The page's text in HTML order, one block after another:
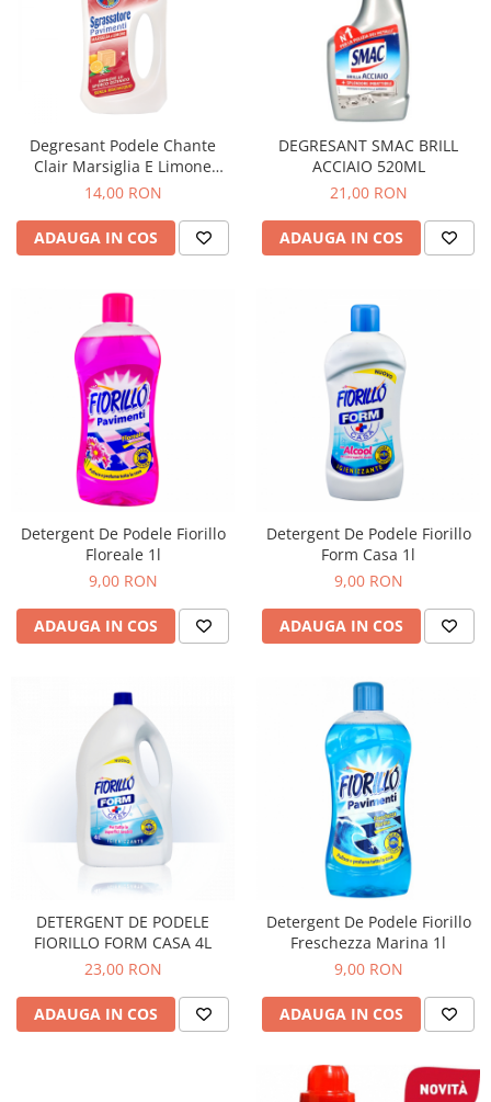
Degresant Podele Chante
Clair Marsiglia E Limone
750ml
14,00 RON
ADAUGA IN COS
DEGRESANT SMAC BRILL
ACCIAIO 520ML
21,00 RON
ADAUGA IN COS
Detergent De Podele Fiorillo
Floreale 1l
9,00 RON
ADAUGA IN COS
Detergent De Podele Fiorillo
Form Casa 1l
9,00 RON
ADAUGA IN COS
DETERGENT DE PODELE
FIORILLO FORM CASA 4L
23,00 RON
ADAUGA IN COS
Detergent De Podele Fiorillo
Freschezza Marina 1l
9,00 RON
ADAUGA IN COS